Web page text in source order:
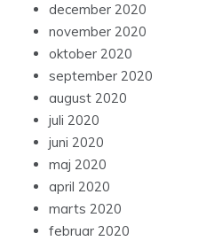
december 2020
november 2020
oktober 2020
september 2020
august 2020
juli 2020
juni 2020
maj 2020
april 2020
marts 2020
februar 2020